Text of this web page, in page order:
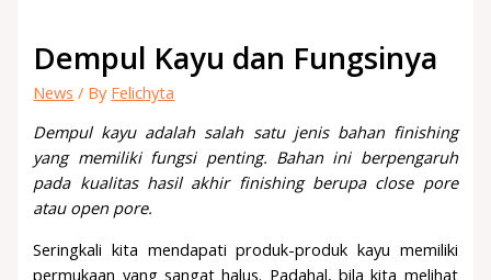
Dempul Kayu dan Fungsinya
News / By Felichyta
Dempul kayu adalahsalah satu jenis bahan finishing
yang memiliki fungsi penting. Bahan ini berpengaruh
pada kualitas hasil akhir finishing berupa close pore
atau open pore.
Seringkali kita mendapati produk-produk kayu memiliki
permukaan yang sangat halus. Padahal, bila kita melihat